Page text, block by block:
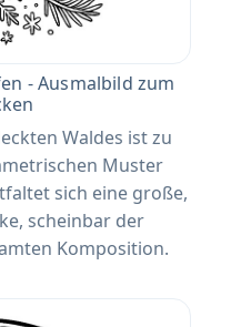
- Ausmalbild zum
Waldes ist zu
Muster
sich eine große,
scheinbar der
Komposition.